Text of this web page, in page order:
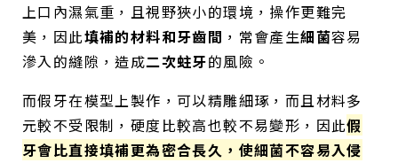
上口內濕氣重，且視野狹小的環境，操作更難完
美，因此填補的材料和牙齒間 ，常會產生細菌容易
滲入的縫隙，造成二次蛀牙的風險。
而假牙在模型上製作，可以精雕細琢，而且材料多
元較不受限制，硬度比較高也較不易變形，因此假
牙會比直接填補更為密合長久，使細菌不容易入侵